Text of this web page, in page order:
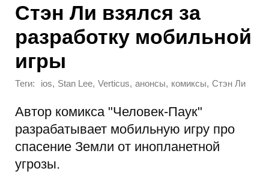
Стэн Ли взялся за
разработку мобильной
игры
Теги: ios, Stan Lee, Verticus, анонсы, комиксы, Стэн Ли
Автор комикса "Человек-Паук"
разрабатывает мобильную игру про
спасение Земли от инопланетной
угрозы.